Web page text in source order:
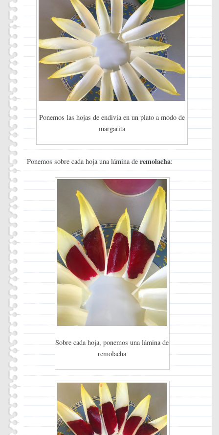
Ponemos las hojas de endivia en un plato a modo de
margarita
Ponemos sobre cada hoja una lámina deremolacha:
Sobre cada hoja, ponemos una lámina de
remolacha